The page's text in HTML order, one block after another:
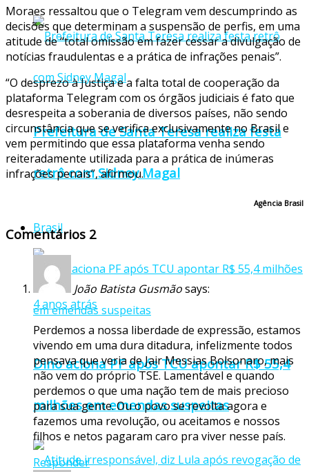
Prefeitura de Santa Teresa realiza festa
retrô com Sidney Magal
Brasil
Dino aciona PF após TCU apontar R$ 55,4
milhões em emendas suspeitas
Moraes ressaltou que o Telegram vem descumprindo as
decisões que determinam a suspensão de perfis, em uma
atitude de “total omissão em fazer cessar a divulgação de
notícias fraudulentas e a prática de infrações penais”.
“O desprezo à Justiça e a falta total de cooperação da
plataforma Telegram com os órgãos judiciais é fato que
desrespeita a soberania de diversos países, não sendo
circunstância que se verifica exclusivamente no Brasil e
vem permitindo que essa plataforma venha sendo
reiteradamente utilizada para a prática de inúmeras
infrações penais”, afirmou.
Agência Brasil
Comentários 2
João Batista Gusmãosays:
4 anos atrás
Perdemos a nossa liberdade de expressão, estamos
vivendo em uma dura ditadura, infelizmente todos
pensava que veria de Jair Messias Bolsonaro, mais
não vem do próprio TSE. Lamentável e quando
perdemos o que uma nação tem de mais precioso
para sua gente. Ou o povo se revolta agora e
fazemos uma revolução, ou aceitamos e nossos
filhos e netos pagaram caro pra viver nesse país.
Responder